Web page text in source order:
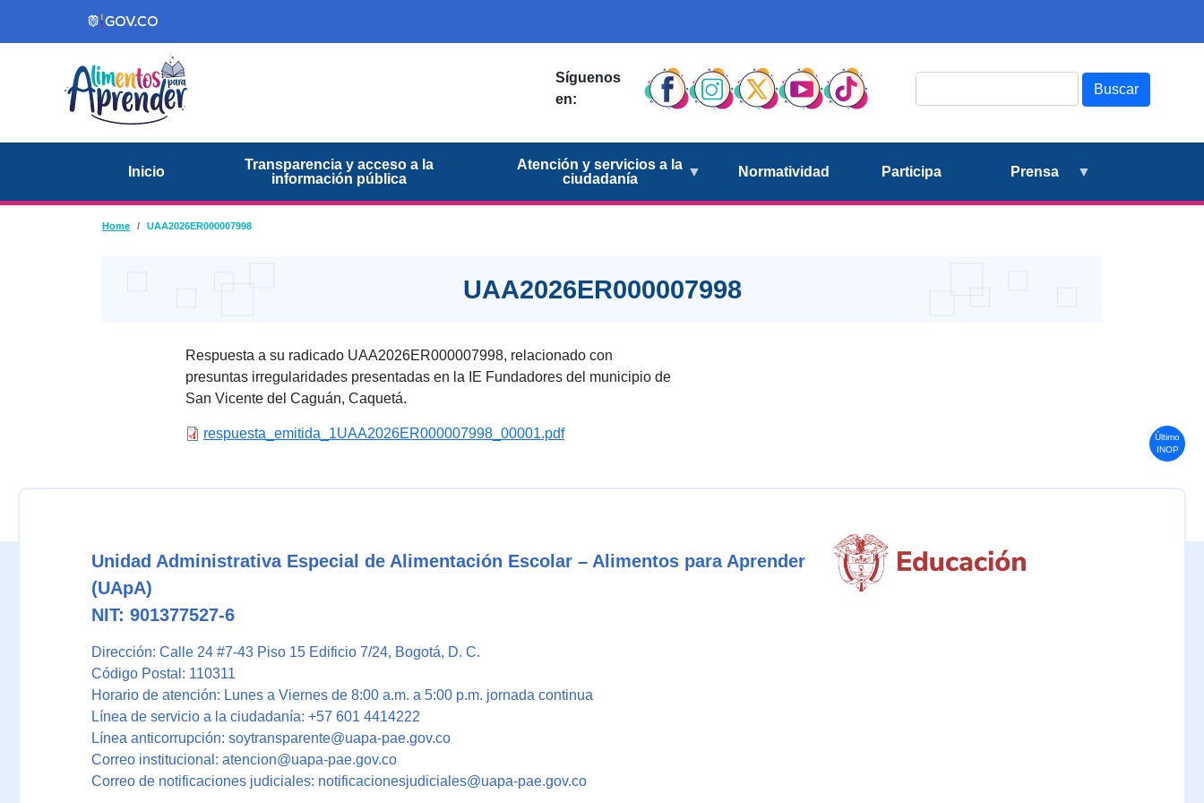
Síguenos
en:
Último
INOP
Inicio
Transparencia y acceso a la
información pública
Atención y servicios a la
ciudadanía
Normatividad Participa Prensa
Ruta de navegación
Home UAA2026ER000007998
UAA2026ER000007998
Respuesta a su radicado UAA2026ER000007998, relacionado con
presuntas irregularidades presentadas en la IE Fundadores del municipio de
San Vicente del Caguán, Caquetá.
respuesta_emitida_1UAA2026ER000007998_00001.pdf
Unidad Administrativa Especial de Alimentación Escolar – Alimentos para Aprender
(UApA)
NIT: 901377527-6
Dirección: Calle 24 #7-43 Piso 15 Edificio 7/24, Bogotá, D. C.
Código Postal: 110311
Horario de atención: Lunes a Viernes de 8:00 a.m. a 5:00 p.m. jornada continua
Línea de servicio a la ciudadanía: +57 601 4414222
Línea anticorrupción: soytransparente@uapa-pae.gov.co
Correo institucional: atencion@uapa-pae.gov.co
Correo de notificaciones judiciales: notificacionesjudiciales@uapa-pae.gov.co